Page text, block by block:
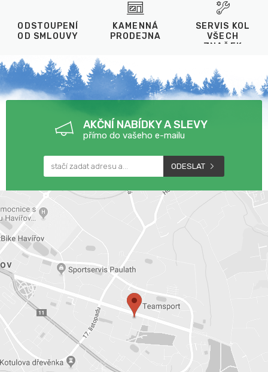
ODSTOUPENÍ
OD SMLOUVY
KAMENNÁ
PRODEJNA
SERVIS KOL
VŠECH
ZNAČEK
AKČNÍ NABÍDKY A SLEVY
přímo do vašeho e-mailu
ODESLAT